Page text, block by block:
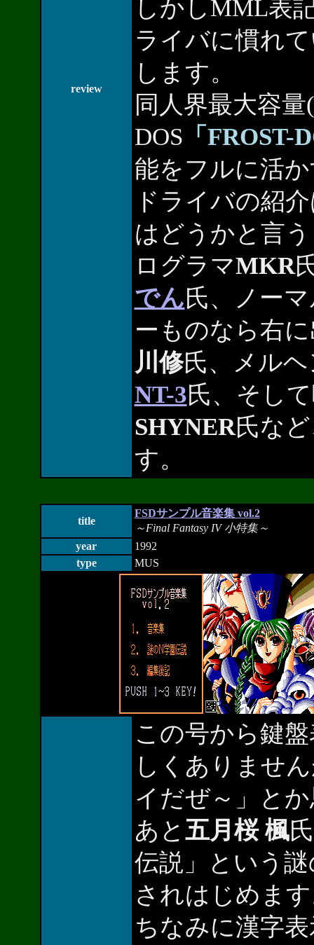
review
しかしMML表
ライバに慣れ
します。
同人界最大容
DOS 「FROST-
能をフルに活
ドライバの紹
はどうかと言
ログラマMKR
でん氏、ノー
ーものなら右
川修氏、メルヘ
NT-3氏、そし
SHYNER氏な
す。
title
FSDサンプル音楽集 vol.2
～Final Fantasy IV 小特集～
year
1992
type
MUS
この号から鍵
しくありませ
イだぜ～」と
あと 五月桜 楓
伝説」という
されはじめま
ちなみに漢字